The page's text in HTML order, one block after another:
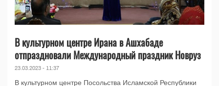
В культурном центре Ирана в Ашхабаде
отпраздновали Международный праздник Новруз
23.03.2023 - 11:37
В культурном центре Посольства Исламской Республики